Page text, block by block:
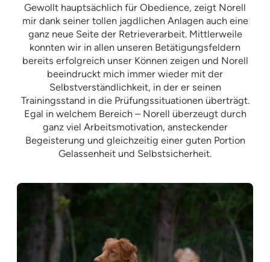
Gewollt hauptsächlich für Obedience, zeigt Norell
mir dank seiner tollen jagdlichen Anlagen auch eine
ganz neue Seite der Retrieverarbeit. Mittlerweile
konnten wir in allen unseren Betätigungsfeldern
bereits erfolgreich unser Können zeigen und Norell
beeindruckt mich immer wieder mit der
Selbstverständlichkeit, in der er seinen
Trainingsstand in die Prüfungssituationen überträgt.
Egal in welchem Bereich – Norell überzeugt durch
ganz viel Arbeitsmotivation, ansteckender
Begeisterung und gleichzeitig einer guten Portion
Gelassenheit und Selbstsicherheit.